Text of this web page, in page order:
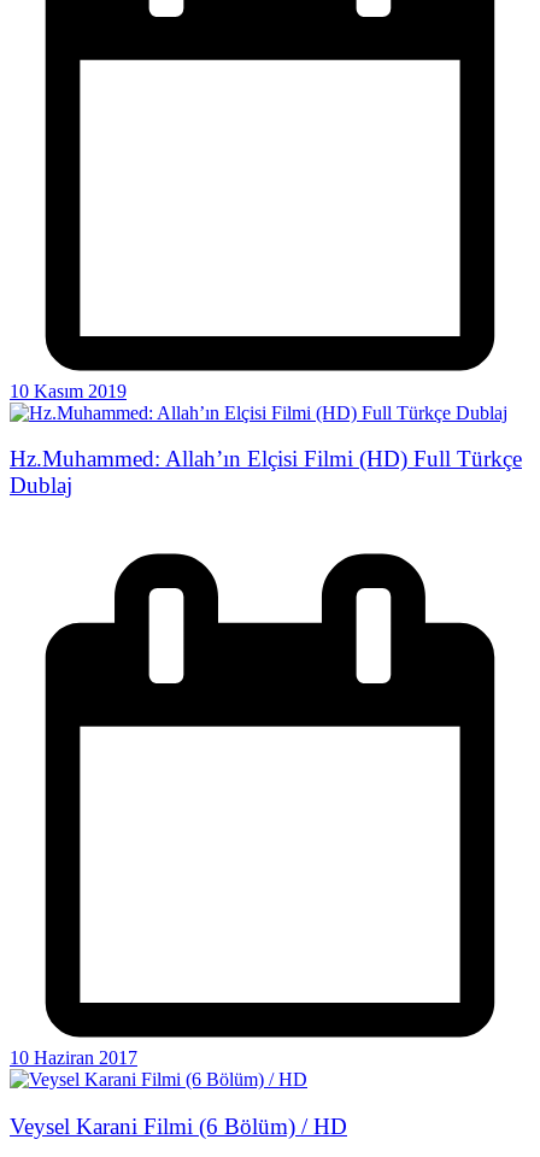
10 Kasım 2019
Hz.Muhammed: Allah’ın Elçisi Filmi (HD) Full Türkçe
Dublaj
10 Haziran 2017
Veysel Karani Filmi (6 Bölüm) / HD